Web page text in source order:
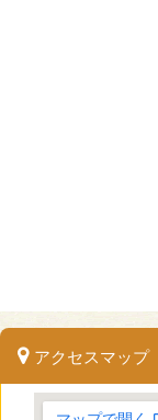
アクセスマップ